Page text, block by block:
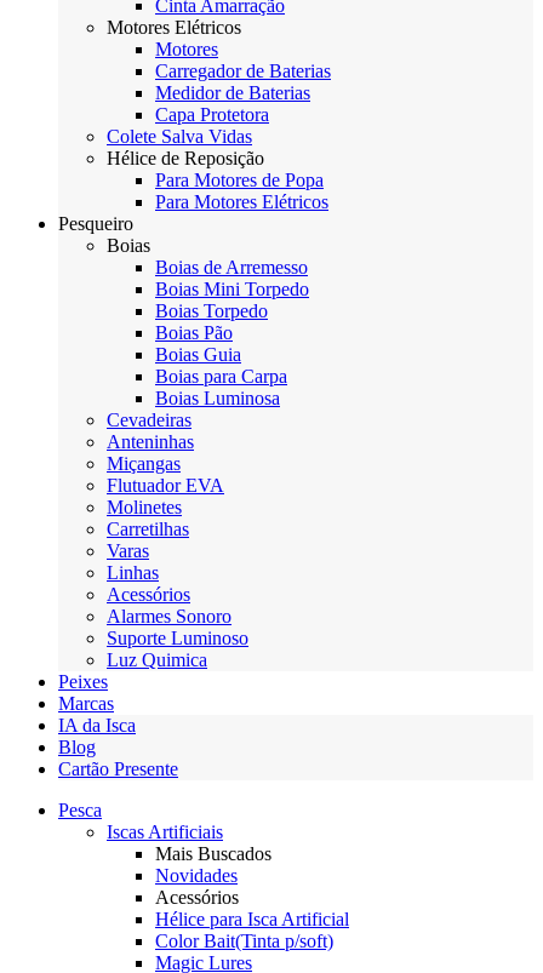
Cinta Amarração
Motores Elétricos
Motores
Carregador de Baterias
Medidor de Baterias
Capa Protetora
Colete Salva Vidas
Hélice de Reposição
Para Motores de Popa
Para Motores Elétricos
Pesqueiro
Boias
Boias de Arremesso
Boias Mini Torpedo
Boias Torpedo
Boias Pão
Boias Guia
Boias para Carpa
Boias Luminosa
Cevadeiras
Anteninhas
Miçangas
Flutuador EVA
Molinetes
Carretilhas
Varas
Linhas
Acessórios
Alarmes Sonoro
Suporte Luminoso
Luz Quimica
Peixes
Marcas
IA da Isca
Blog
Cartão Presente
Pesca
Iscas Artificiais
Mais Buscados
Novidades
Acessórios
Hélice para Isca Artificial
Color Bait(Tinta p/soft)
Magic Lures